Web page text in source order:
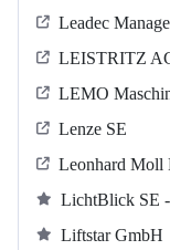
Leadec
LEISTRITZ
LEMO
Lenze SE
Leonhard Moll
LichtBlick SE
Liftstar GmbH